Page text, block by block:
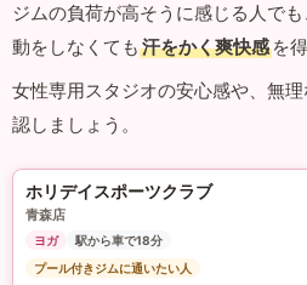
ジムの負荷が高そうに感じる人で
動をしなくても 汗をかく爽快感 を
女性専用スタジオの安心感や、無
認しましょう。
ホリデイスポーツクラブ
青森店
ヨガ
駅から車で18分
プール付きジムに通いたい人